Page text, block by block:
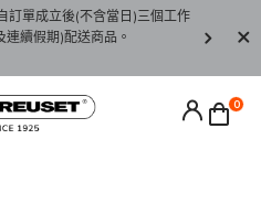
訂單成立後(不含當日)三個工作
續假期)配送商品。
請至
0